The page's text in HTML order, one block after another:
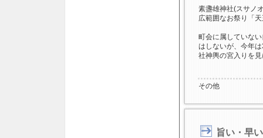
素盞雄神社(スサノ
広範囲なお祭り「
町会に属していな
はしないが、今年
社神輿の宮入りを
その他
旨い・早